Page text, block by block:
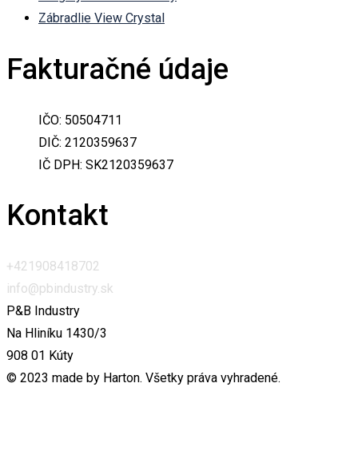
Zábradlie View Crystal
Fakturačné údaje
IČO: 50504711
DIČ: 2120359637
IČ DPH: SK2120359637
Kontakt
+421908418702
info@pbindustry.sk
P&B Industry
Na Hliníku 1430/3
908 01 Kúty
© 2023 made by Harton. Všetky práva vyhradené.